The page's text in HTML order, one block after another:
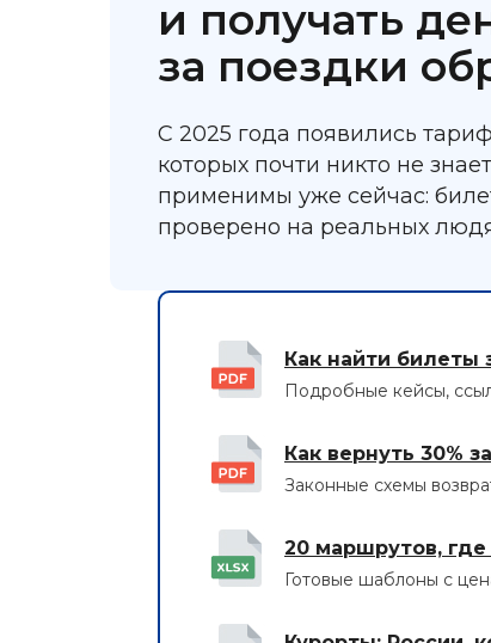
и получать
за поездки
С 2025 года появились
которых почти никто не
применимы уже сейчас:
проверено на реальных
Как найти билеты
Подробные кейсы,
Как вернуть 30%
Законные схемы
20 маршрутов,
Готовые шаблоны с